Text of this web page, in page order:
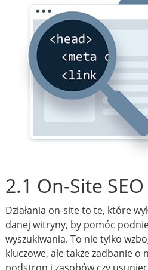
2.1 On-Site SEO
Działania on-site to te, które
danej witryny, by pomóc
wyszukiwania. To nie tylko
kluczowe, ale także zadbanie o
podstron i zasobów czy